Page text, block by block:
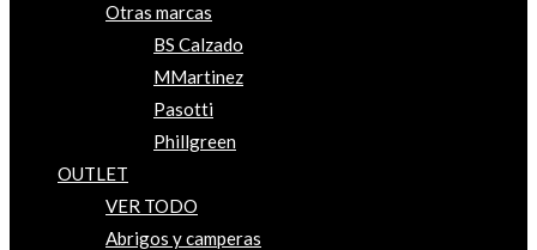
Otras marcas
BS Calzado
MMartinez
Pasotti
Phillgreen
OUTLET
VER TODO
Abrigos y camperas